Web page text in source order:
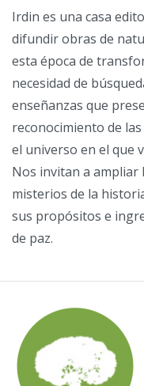
Irdin es una casa
difundir obras de
esta época de
necesidad de
enseñanzas que
reconocimiento de
el universo en el que
Nos invitan a ampliar
misterios de la
sus propósitos e
de paz.